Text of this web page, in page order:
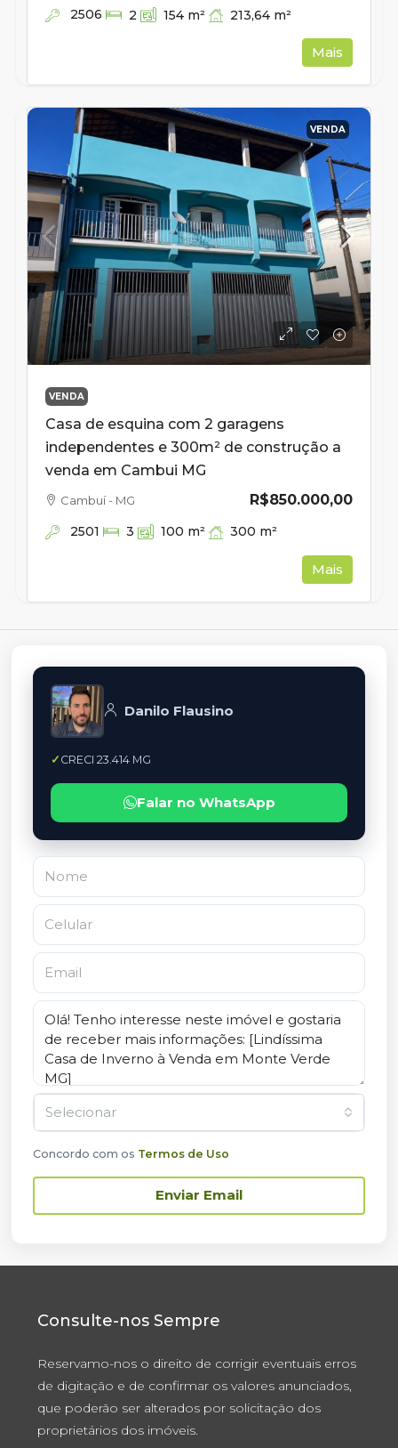
2506 2 154 m² 213,64 m²
Mais
VENDA
VENDA
Casa de esquina com 2 garagens
independentes e 300m² de construção a
venda em Cambui MG
R$850.000,00
Cambuí - MG
2501 3 100 m² 300 m²
Mais
Danilo Flausino
CRECI 23.414 MG
Falar no WhatsApp
Selecionar
Concordo com os Termos de Uso
Enviar Email
Consulte-nos Sempre
Reservamo-nos o direito de corrigir eventuais erros
de digitação e de confirmar os valores anunciados,
que poderão ser alterados por solicitação dos
proprietários dos imóveis.